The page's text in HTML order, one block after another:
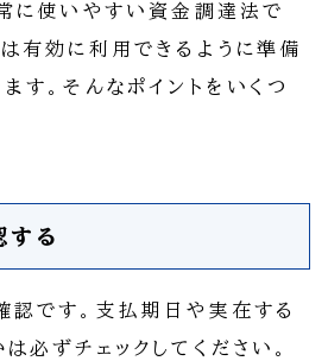
に使いやすい資金調達法で
有効に利用できるように準備
す。そんなポイントをいくつ
する
認です。支払期日や実在する
必ずチェックしてください。